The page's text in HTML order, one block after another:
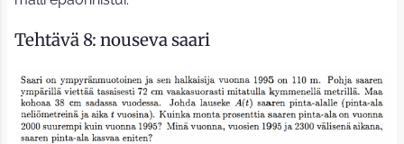
Tehtävä 8: nouseva saari